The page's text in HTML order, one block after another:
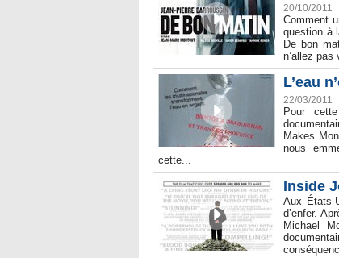
20/10/2011
Comment
question à
De bon
n’allez
L’eau
22/03/2011
Pour
Makes
nous
cette...
Inside
Aux États-
d’enfer.
Michael